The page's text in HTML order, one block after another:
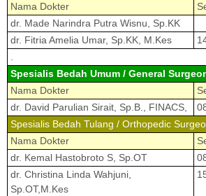
Nama Dokter
dr. Made Narindra Putra Wisnu, Sp.KK
dr. Fitria Amelia Umar, Sp.KK, M.Kes
.
Spesialis Bedah Umum / General
Nama Dokter
dr. David Parulian Sirait, Sp.B., FINACS,
Spesialis Bedah Tulang / Orthopedic
Nama Dokter
dr. Kemal Hastobroto S, Sp.OT
dr. Christina Linda Wahjuni,
Sp.OT,M.Kes